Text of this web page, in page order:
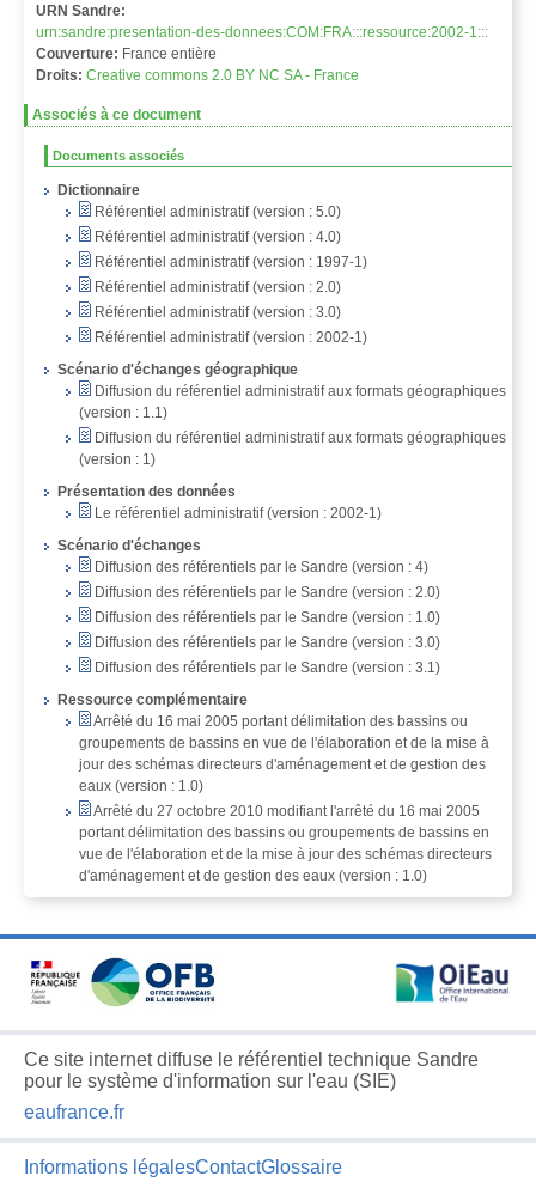
URN Sandre:
urn:sandre:presentation-des-donnees:COM:FRA:::ressource:2002-1:::
Couverture: France entière
Droits: Creative commons 2.0 BY NC SA - France
Associés à ce document
Documents associés
Dictionnaire
Référentiel administratif (version : 5.0)
Référentiel administratif (version : 4.0)
Référentiel administratif (version : 1997-1)
Référentiel administratif (version : 2.0)
Référentiel administratif (version : 3.0)
Référentiel administratif (version : 2002-1)
Scénario d'échanges géographique
Diffusion du référentiel administratif aux formats géographiques
(version : 1.1)
Diffusion du référentiel administratif aux formats géographiques
(version : 1)
Présentation des données
Le référentiel administratif (version : 2002-1)
Scénario d'échanges
Diffusion des référentiels par le Sandre (version : 4)
Diffusion des référentiels par le Sandre (version : 2.0)
Diffusion des référentiels par le Sandre (version : 1.0)
Diffusion des référentiels par le Sandre (version : 3.0)
Diffusion des référentiels par le Sandre (version : 3.1)
Ressource complémentaire
Arrêté du 16 mai 2005 portant délimitation des bassins ou
groupements de bassins en vue de l'élaboration et de la mise à
jour des schémas directeurs d'aménagement et de gestion des
eaux (version : 1.0)
Arrêté du 27 octobre 2010 modifiant l'arrêté du 16 mai 2005
portant délimitation des bassins ou groupements de bassins en
vue de l'élaboration et de la mise à jour des schémas directeurs
d'aménagement et de gestion des eaux (version : 1.0)
Ce site internet diffuse le référentiel technique Sandre
pour le système d'information sur l'eau (SIE)
eaufrance.fr
Informations légalesContactGlossaire